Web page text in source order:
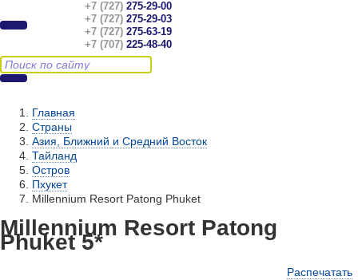
+7 (727) 275-29-00
+7 (727) 275-29-03
+7 (727) 275-63-19
+7 (707) 225-48-40
Главная
Страны
Азия, Ближний и Средний Восток
Тайланд
Остров
Пхукет
Millennium Resort Patong Phuket
Millennium Resort Patong
Phuket 5*
Распечатать